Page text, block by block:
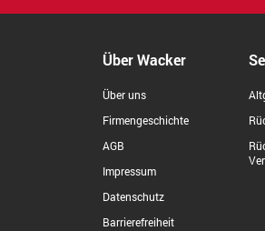
gebrannt,
warmgrau
chromgelb dunkel,
fleischfarbe hell,
Über Wacker
Über uns
Firmengeschichte
AGB
Impressum
Datenschutz
Barrierefreiheit